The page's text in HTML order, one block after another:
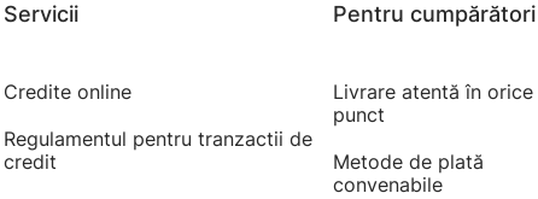
Servicii
Credite online
Regulamentul pentru tranzactii de
credit
Pentru cumpărători
Livrare atentă în orice
punct
Metode de plată
convenabile